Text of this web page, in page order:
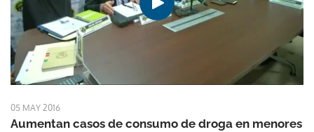
05 MAY 2016
Aumentan casos de consumo de droga en menores